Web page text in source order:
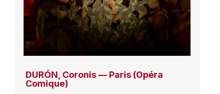
DURÓN, Coronis — Paris (Opéra
Comique)